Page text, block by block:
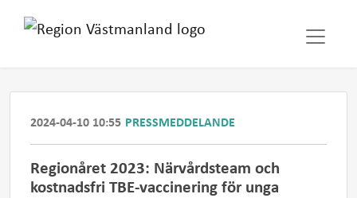
2024-04-10 10:55 PRESSMEDDELANDE
Regionåret 2023: Närvårdsteam och
kostnadsfri TBE-vaccinering för unga